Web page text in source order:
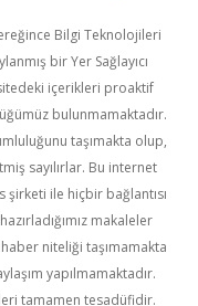
Bilgi Teknolojileri
bir Yer Sağlayıcı
içerikleri proaktif
bulunmamaktadır.
taşımakta olup,
sayılırlar. Bu internet
şirketi ile hiçbir bağlantısı
makaleler
niteliği taşımamakta
yapılmamaktadır.
tamamen tesadüfidir.